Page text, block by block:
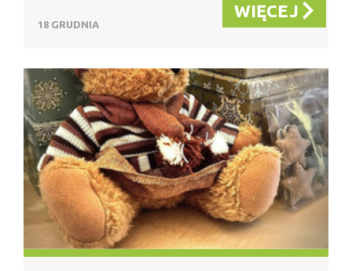
18 GRUDNIA
WIĘCEJ